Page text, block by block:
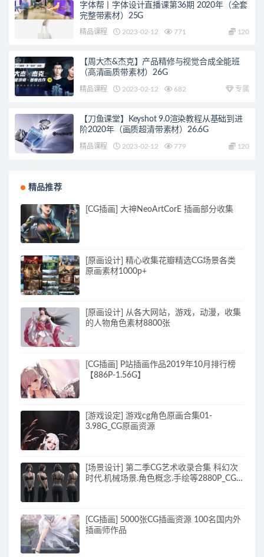
字体帮丨字体设计直播课第36期 2020年（全套
完整带素材）25G
精品课程 2023-02-12 771 120
【周大杰&杰克】产品精修与视觉合成全能班
（高清画质带素材）26G
精品课程 2023-02-12 682 专属
【刀鱼课堂】Keyshot 9.0渲染教程从基础到进
阶2020年（画质超清带素材）26.6G
精品课程 2023-02-12 779 120
精品推荐
[CG插画] 大神NeoArtCorE 插画部分收集
[原画设计] 精心收集花瓣精选CG场景各类
原画素材1000p+
[原画设计] 从各大网站，游戏，动漫，收集
的人物角色素材8800张
[CG插画] P站插画作品2019年10月排行榜
【886P-1.56G】
[游戏设定] 游戏cg角色原画合集01-
3.98G_CG原画资源
[场景设计] 第二季CG艺术收录合集 科幻次
时代.机械场景.角色概念.手绘等2880P_CG
[CG插画] 5000张CG插画资源 100名国内外
插画师作品